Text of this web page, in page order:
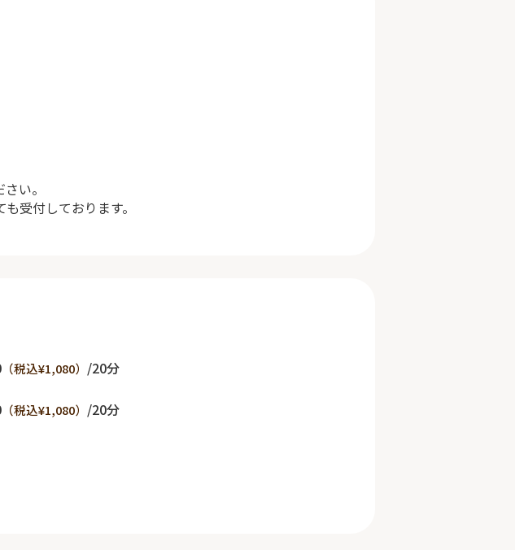
い。
受付しております。
（税込¥1,080） /20分
（税込¥1,080） /20分